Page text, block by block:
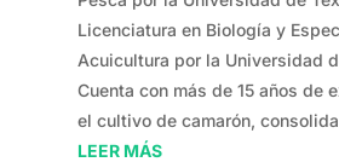
Licenciatura en Biología y
Acuicultura por la Universidad
Cuenta con más de 15 años de
el cultivo de camarón,
LEER MÁS